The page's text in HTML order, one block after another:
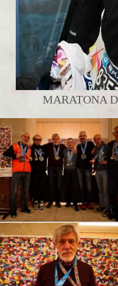
MARATONA